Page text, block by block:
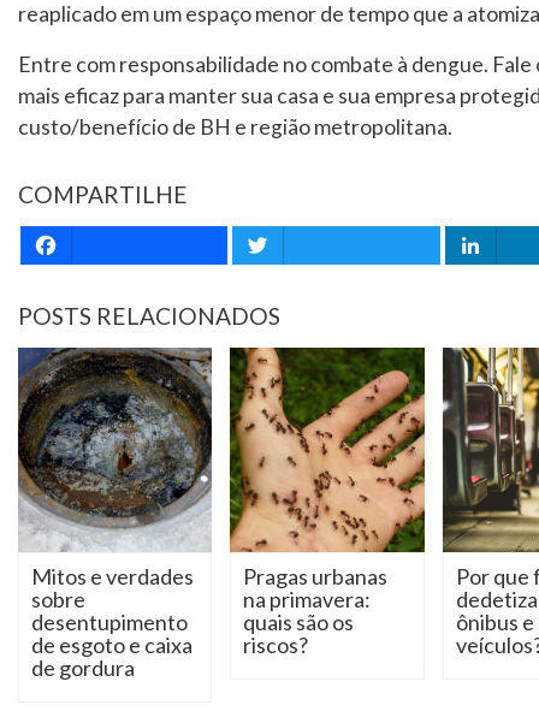
reaplicado em um espaço menor de tempo que a
Entre com responsabilidade no combate à dengue.
mais eficaz para manter sua casa e sua empresa
custo/benefício de BH e região metropolitana.
COMPARTILHE
POSTS RELACIONADOS
Mitos e verdades
sobre
desentupimento
de esgoto e caixa
de gordura
Pragas urbanas
na primavera:
quais são os
riscos?
Por que
ônibus